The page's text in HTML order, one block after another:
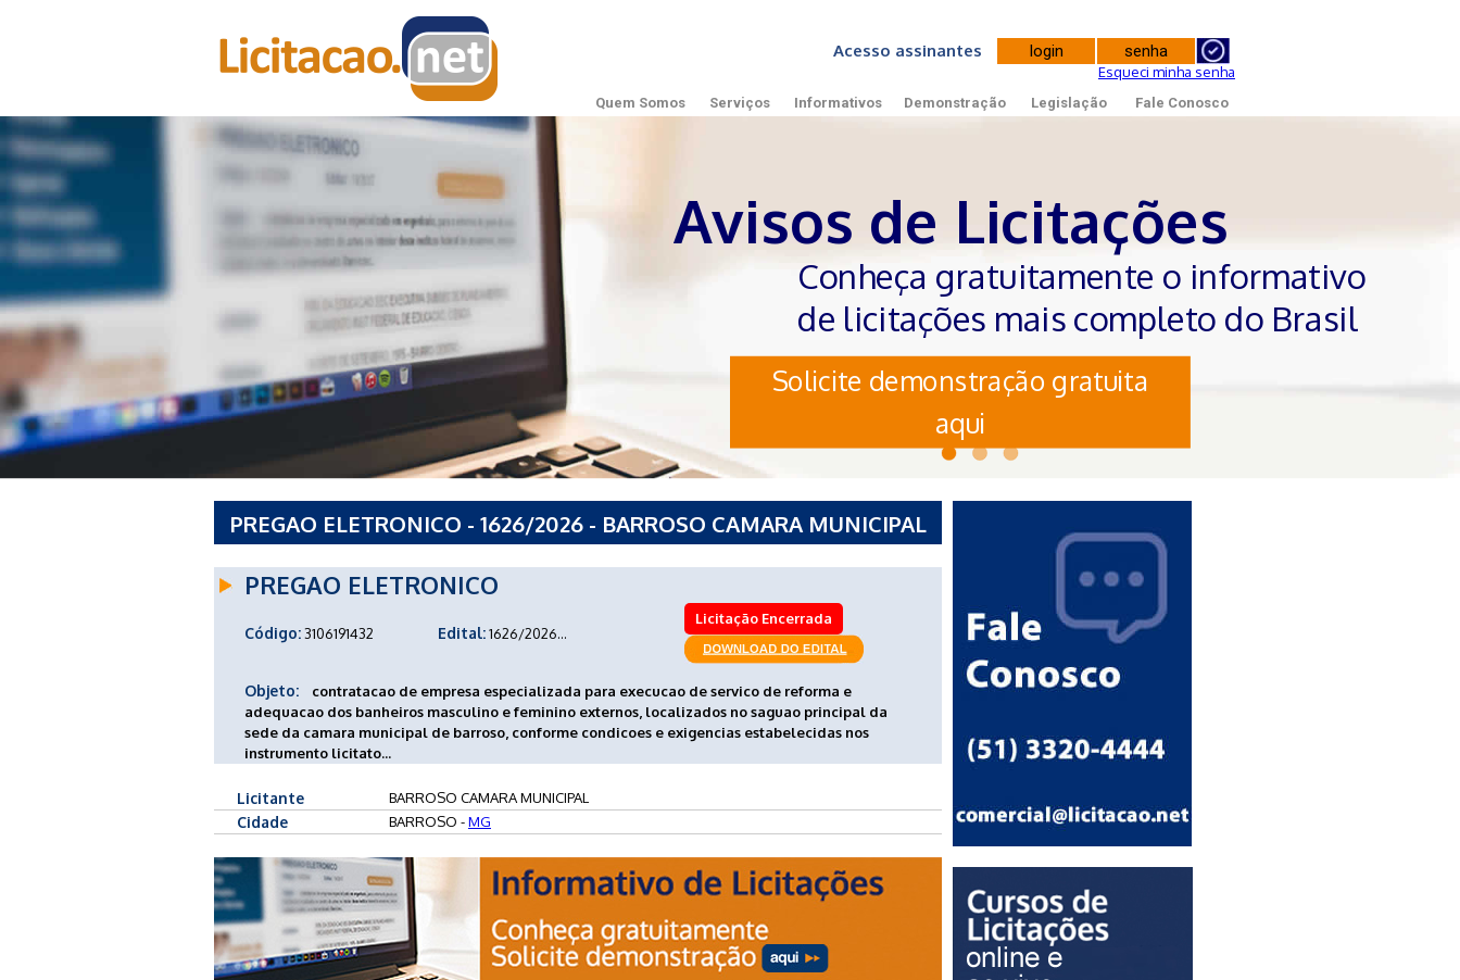
Acesso assinantes
Esqueci minha senha
Quem Somos Serviços Informativos Demonstração Legislação Fale Conosco
Avisos de Licitações
Conheça gratuitamente o informativo
de licitações mais completo do Brasil
Solicite demonstração gratuita
aqui
PREGAO ELETRONICO - 1626/2026 - BARROSO CAMARA MUNICIPAL
PREGAO ELETRONICO
Código:3106191432 Edital:1626/2026...
Licitação Encerrada
Objeto:
contratacao de empresa especializada para execucao de servico de reforma e
adequacao dos banheiros masculino e feminino externos, localizados no saguao principal da
sede da camara municipal de barroso, conforme condicoes e exigencias estabelecidas nos
instrumento licitato...
Licitante BARROSO CAMARA MUNICIPAL
Cidade BARROSO -MG